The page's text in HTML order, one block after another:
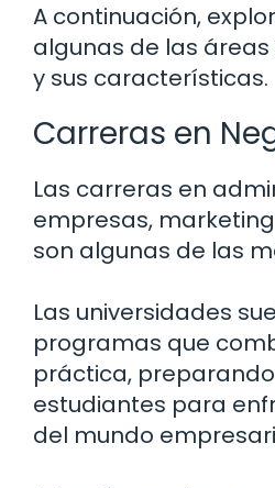
A continuación,
algunas de las
y sus características.
Carreras en
Las carreras en
empresas,
son algunas de las
Las universidades
programas que
práctica,
estudiantes para
del mundo